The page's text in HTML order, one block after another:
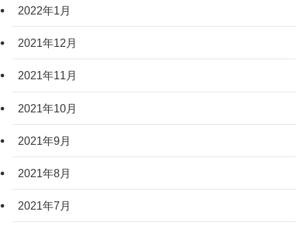
2022年1月
2021年12月
2021年11月
2021年10月
2021年9月
2021年8月
2021年7月